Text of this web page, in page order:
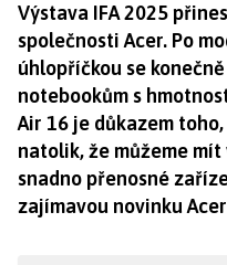
Výstava IFA 2025
společnosti Acer. Po
úhlopříčkou se
notebookům s
Air 16 je důkazem
natolik, že můžeme
snadno přenosné
zajímavou novinku